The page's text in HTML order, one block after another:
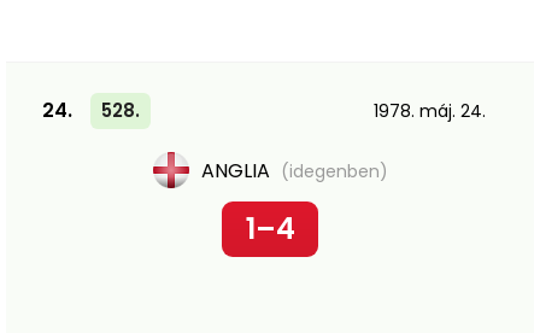
24. 528. 1978. máj. 24.
ANGLIA (idegenben)
1–4